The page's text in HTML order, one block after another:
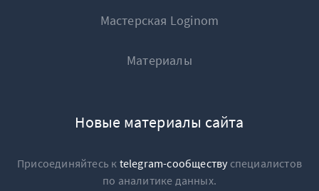
Мастерская Loginom
Материалы
Новые материалы сайта
Присоединяйтесь к telegram-сообществу специалистов
по аналитике данных.